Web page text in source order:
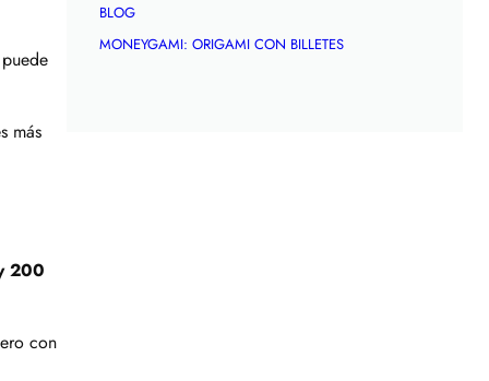
más
200
con
BLOG
MONEYGAMI: ORIGAMI CON BILLETES